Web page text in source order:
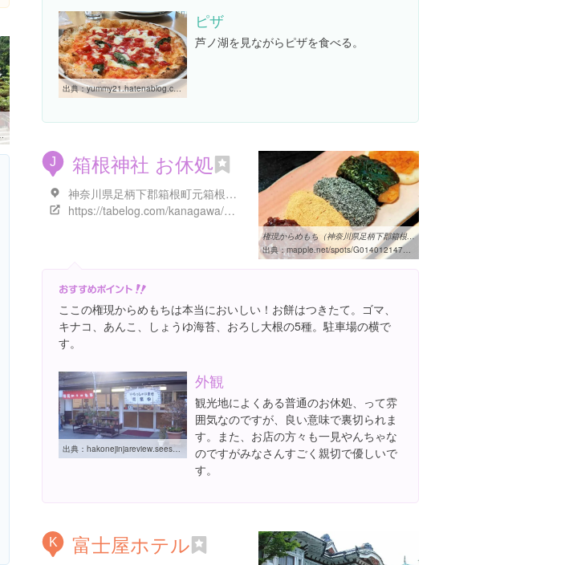
出典：yummy21.hatenablog.com/entry/20120511/1336687928
ピザ
芦ノ湖を見ながらピザを食べる。
J 箱根神社 お休処
神奈川県足柄下郡箱根町元箱根８０-１
https://tabelog.com/kanagawa/A1410/A141001/14035166/
権現からめもち（神奈川県足柄下郡箱根町）の情報 - MAPPLE 観光ガイド
出典：mapple.net/spots/G01401214703.htm
ここの権現からめもちは本当においしい！お餅はつきたて。ゴマ、
キナコ、あんこ、しょうゆ海苔、おろし大根の5種。駐車場の横で
す。
出典： hakonejinjareview.seesaa.net/category/21532316-1.html
外観
観光地によくある普通のお休処、って雰
囲気なのですが、良い意味で裏切られま
す。また、お店の方々も一見やんちゃな
のですがみなさんすごく親切で優しいで
す。
K 富士屋ホテル